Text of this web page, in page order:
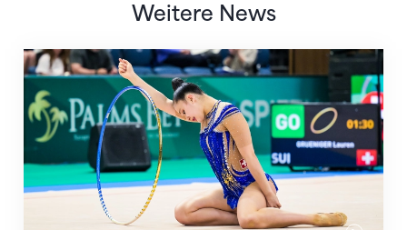
Weitere News
Nächster Halt: Weltmeisterschaft